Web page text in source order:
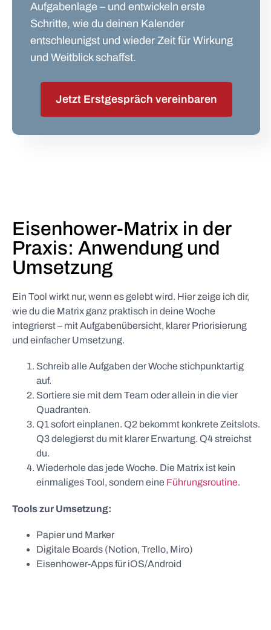
Aufgabenlage – und entwickeln erste
Schritte, wie du deinen Kalender
entschleunigst und wieder Zeit für Wirkung
und Weitblick schaffst.
Jetzt Erstgespräch vereinbaren
Eisenhower-Matrix in der
Praxis: Anwendung und
Umsetzung
Ein Tool wirkt nur, wenn es gelebt wird. Hier zeige ich dir,
wie du die Matrix ganz praktisch in deine Woche
integrierst – mit Aufgabenübersicht, klarer Priorisierung
und einfacher Umsetzung.
Schreib alle Aufgaben der Woche stichpunktartig
auf.
Sortiere sie mit dem Team oder allein in die vier
Quadranten.
Q1 sofort einplanen. Q2 bekommt konkrete Zeitslots.
Q3 delegierst du mit klarer Erwartung. Q4 streichst
du.
Wiederhole das jede Woche. Die Matrix ist kein
einmaliges Tool, sondern eine Führungsroutine.
Tools zur Umsetzung:
Papier und Marker
Digitale Boards (Notion, Trello, Miro)
Eisenhower-Apps für iOS/Android